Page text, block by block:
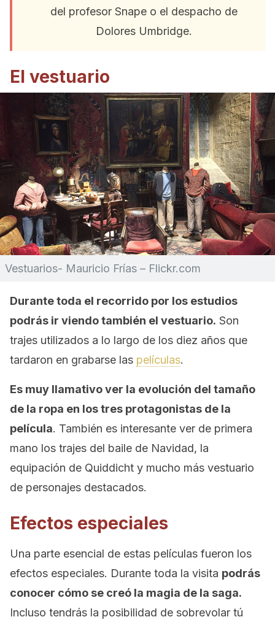
del profesor Snape o el despacho de
Dolores Umbridge.
El vestuario
Vestuarios- Mauricio Frías – Flickr.com
Durante toda el recorrido por los estudios
podrás ir viendo también el vestuario. Son
trajes utilizados a lo largo de los diez años que
tardaron en grabarse las películas.
Es muy llamativo ver la evolución del tamaño
de la ropa en los tres protagonistas de la
película. También es interesante ver de primera
mano los trajes del baile de Navidad, la
equipación de Quiddicht y mucho más vestuario
de personajes destacados.
Efectos especiales
Una parte esencial de estas películas fueron los
efectos especiales. Durante toda la visita podrás
conocer cómo se creó la magia de la saga.
Incluso tendrás la posibilidad de sobrevolar tú